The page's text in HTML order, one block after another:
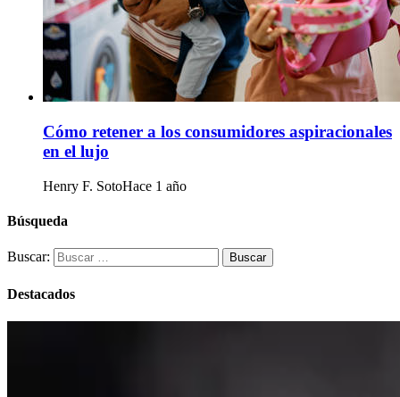
Cómo retener a los consumidores aspiracionales
en el lujo
Henry F. SotoHace 1 año
Búsqueda
Buscar:
Destacados